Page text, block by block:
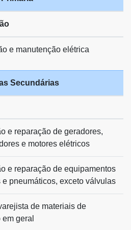
e manutenção elétrica
Secundárias
e reparação de geradores,
e motores elétricos
e reparação de equipamentos
e pneumáticos, exceto válvulas
de materiais de
geral